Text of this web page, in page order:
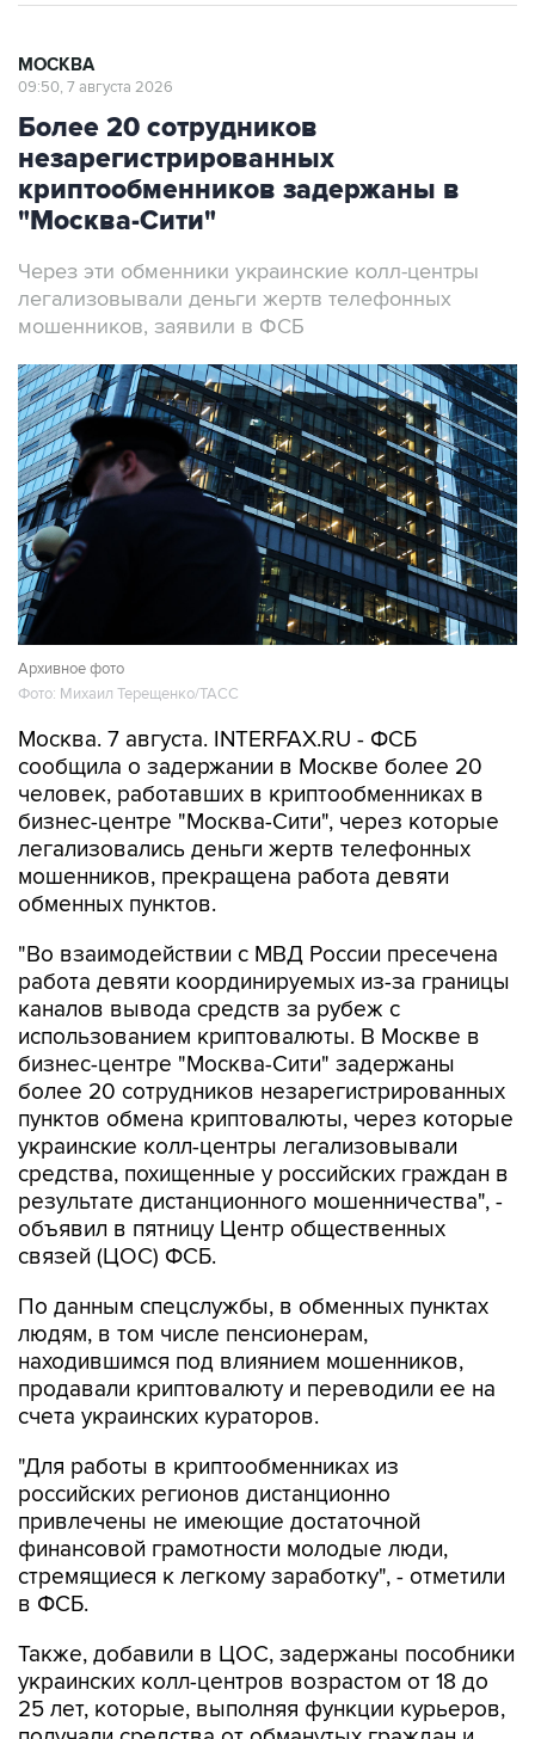
МОСКВА
09:50, 7 августа 2026
Более 20 сотрудников
незарегистрированных
криптообменников задержаны в
"Москва-Сити"
Через эти обменники украинские колл-центры
легализовывали деньги жертв телефонных
мошенников, заявили в ФСБ
Архивное фото
Фото: Михаил Терещенко/ТАСС
Москва. 7 августа. INTERFAX.RU - ФСБ
сообщила о задержании в Москве более 20
человек, работавших в криптообменниках в
бизнес-центре "Москва-Сити", через которые
легализовались деньги жертв телефонных
мошенников, прекращена работа девяти
обменных пунктов.
"Во взаимодействии с МВД России пресечена
работа девяти координируемых из-за границы
каналов вывода средств за рубеж с
использованием криптовалюты. В Москве в
бизнес-центре "Москва-Сити" задержаны
более 20 сотрудников незарегистрированных
пунктов обмена криптовалюты, через которые
украинские колл-центры легализовывали
средства, похищенные у российских граждан в
результате дистанционного мошенничества", -
объявил в пятницу Центр общественных
связей (ЦОС) ФСБ.
По данным спецслужбы, в обменных пунктах
людям, в том числе пенсионерам,
находившимся под влиянием мошенников,
продавали криптовалюту и переводили ее на
счета украинских кураторов.
"Для работы в криптообменниках из
российских регионов дистанционно
привлечены не имеющие достаточной
финансовой грамотности молодые люди,
стремящиеся к легкому заработку", - отметили
в ФСБ.
Также, добавили в ЦОС, задержаны пособники
украинских колл-центров возрастом от 18 до
25 лет, которые, выполняя функции курьеров,